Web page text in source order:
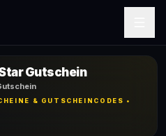
Gutschein
& GUTSCHEINCODES •